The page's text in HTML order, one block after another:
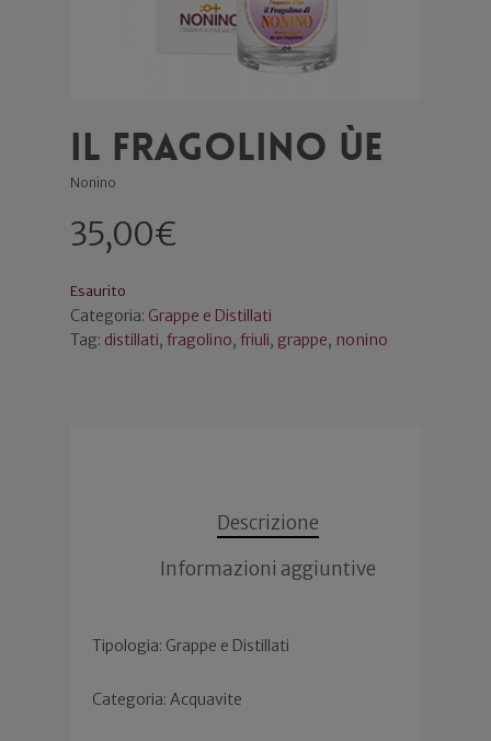
Il Fragolino ùe
Nonino
35,00€
Esaurito
Categoria: Grappe e Distillati
Tag: distillati, fragolino, friuli, grappe, nonino
Descrizione
Informazioni aggiuntive
Tipologia: Grappe e Distillati
Categoria: Acquavite